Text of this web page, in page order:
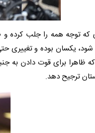
که توجه همه را جلب کرده
یکسان بوده و تغییری
ظاهرا برای قوت دادن به
ترجیح دهد.